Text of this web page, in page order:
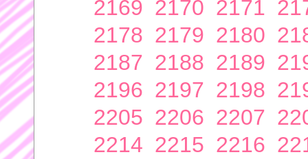
2169 2170 2171
2178 2179 2180
2187 2188 2189
2196 2197 2198
2205 2206 2207
2214 2215 2216